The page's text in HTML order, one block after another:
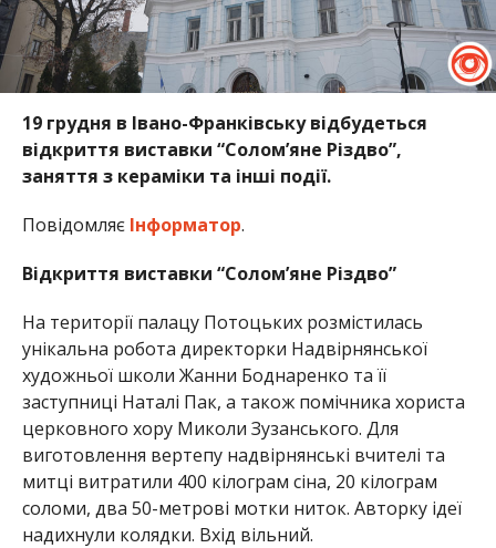
19 грудня в Івано-Франківську відбудеться
відкриття виставки “Солом’яне Різдво”,
заняття з кераміки та інші події.
Повідомляє Інформатор.
Відкриття виставки “Солом’яне Різдво”
На території палацу Потоцьких розмістилась
унікальна робота директорки Надвірнянської
художньої школи Жанни Боднаренко та її
заступниці Наталі Пак, а також помічника хориста
церковного хору Миколи Зузанського. Для
виготовлення вертепу надвірнянські вчителі та
митці витратили 400 кілограм сіна, 20 кілограм
соломи, два 50-метрові мотки ниток. Авторку ідеї
надихнули колядки. Вхід вільний.